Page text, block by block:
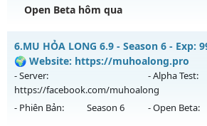
Exp: 9999x - Drop: 99%
Thể loại: Mu Nguyên bản Webzen
Antihack: XShield
Open Beta hôm qua
👑👑MU-HẮC LONG👑👑 - 💀QUYẾT
Mu mới ra tháng 08 2026 - Mở máy chủ
ngày 07/08/2626
Exp: 200x - Drop: 5%
6.MU HỎA LONG 6.9 - Season 6 - Exp:
🌍 Website: https://muhoalong.pro
- Server:
https://facebook.com/muhoalong
- Alpha Test:
- Phiên Bản: Season 6 - Open Beta: